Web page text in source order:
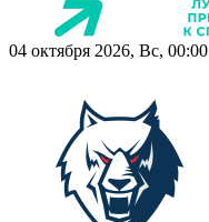
04 октября 2026, Вс, 00:00